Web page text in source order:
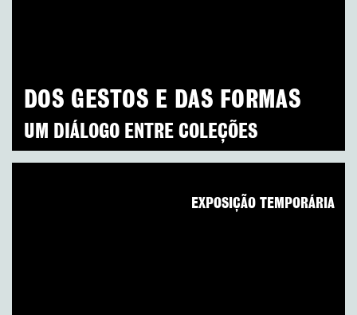
DOS GESTOS E DAS FORMAS
UM DIÁLOGO ENTRE COLEÇÕES
EXPOSIÇÃO TEMPORÁRIA